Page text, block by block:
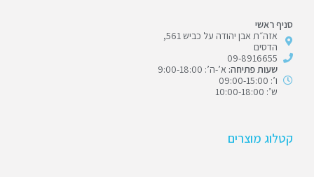
סניף ראשי
אזה״ת אבן יהודה על כביש 561,
הדסים
09-8916655
שעות פתיחה:א’-ה’: 9:00-18:00
ו’: 09:00-15:00
ש’: 10:00-18:00
קטלוג מוצרים